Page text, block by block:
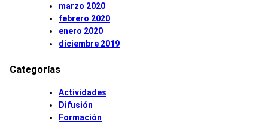
marzo 2020
febrero 2020
enero 2020
diciembre 2019
Categorías
Actividades
Difusión
Formación